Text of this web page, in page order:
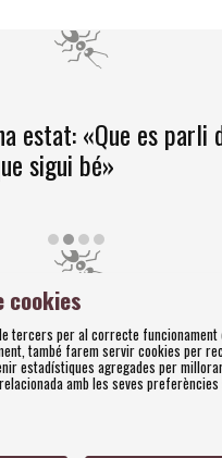
estat: «Que es parli
sigui bé»
cookies
tercers per al correcte funcionament
també farem servir cookies per
estadístiques agregades per
amb les seves